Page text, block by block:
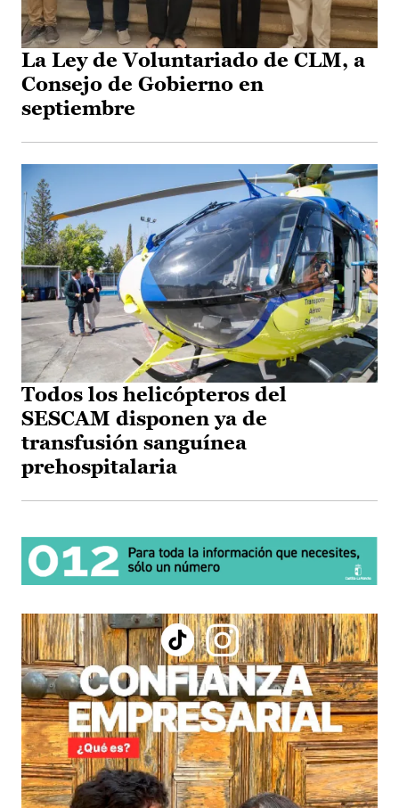
La Ley de Voluntariado de CLM, a
Consejo de Gobierno en
septiembre
Todos los helicópteros del
SESCAM disponen ya de
transfusión sanguínea
prehospitalaria